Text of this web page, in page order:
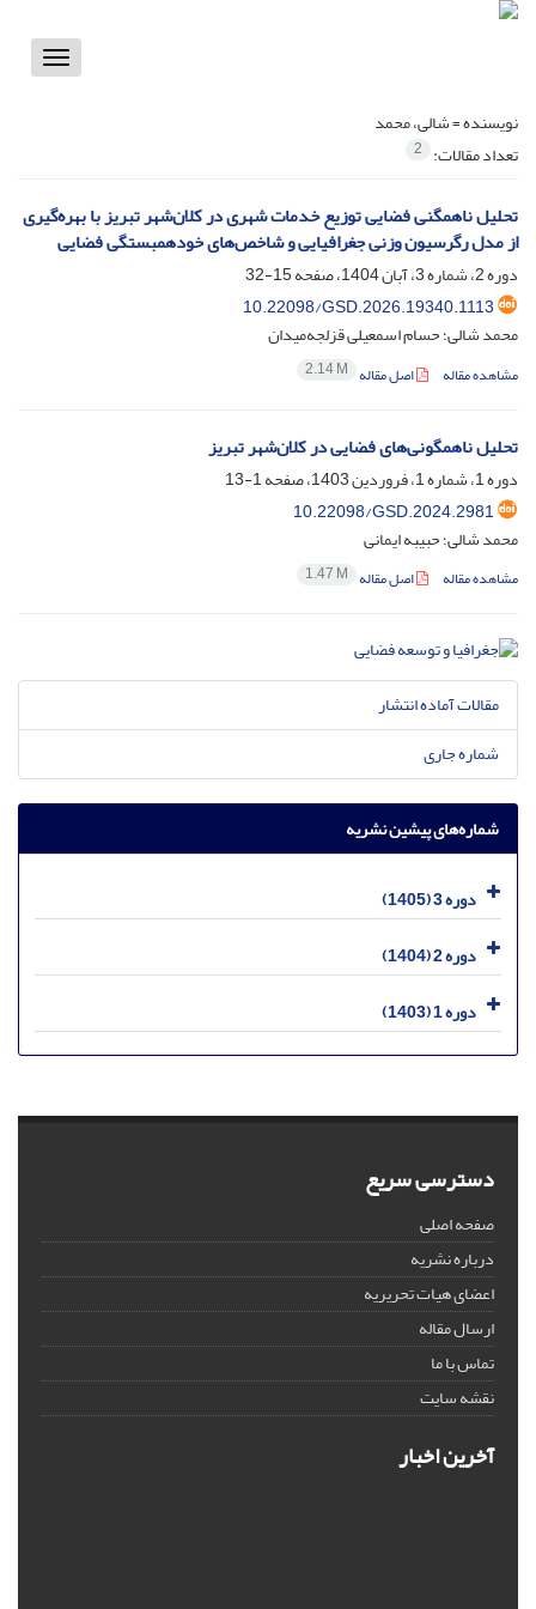
Toggle
نویسنده =شالی، محمد
تعداد مقالات: 2
تحلیل ناهمگنی فضایی توزیع خدمات شهری در کلان‌شهر تبریز با بهره‌گیری
از مدل رگرسیون وزنی جغرافیایی و شاخص‌های خودهمبستگی فضایی
دوره 2، شماره 3، آبان 1404، صفحه
15-32
10.22098/GSD.2026.19340.1113
محمد شالی؛ حسام اسمعیلی قزلجه‌میدان
مشاهده مقاله اصل مقاله 2.14 M
تحلیل ناهمگونی‌های فضایی در کلان‌شهر تبریز
دوره 1، شماره 1، فروردین 1403، صفحه
1-13
10.22098/GSD.2024.2981
محمد شالی؛ حبیبه ایمانی
مشاهده مقاله اصل مقاله 1.47 M
مقالات آماده انتشار
شماره جاری
شماره‌های پیشین نشریه
دوره 3 (1405)
دوره 2 (1404)
دوره 1 (1403)
دسترسی سریع
صفحه اصلی
درباره نشریه
اعضای هیات تحریریه
ارسال مقاله
تماس با ما
نقشه سایت
آخرین اخبار